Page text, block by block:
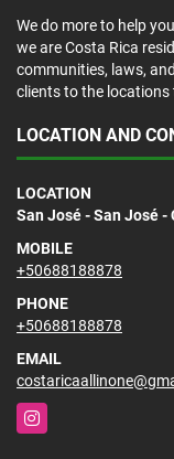
We do more to help
we are Costa Rica
communities, laws,
clients to the
LOCATION AND
LOCATION
San José - San José -
MOBILE
+50688188878
PHONE
+50688188878
EMAIL
Instagram